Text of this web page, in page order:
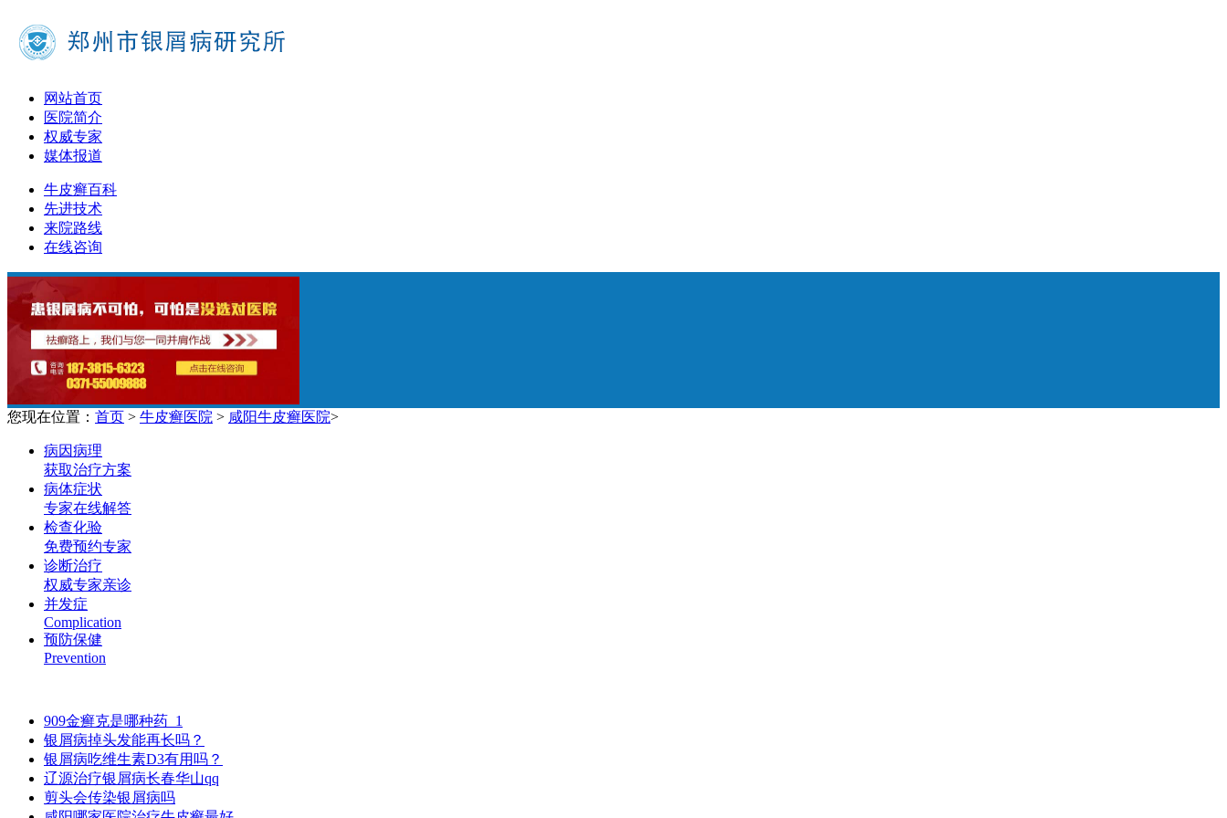
网站首页
医院简介
权威专家
媒体报道
牛皮癣百科
先进技术
来院路线
在线咨询
您现在位置： 首页 > 牛皮癣医院 > 咸阳牛皮癣医院>
病因病理
获取治疗方案
病体症状
专家在线解答
检查化验
免费预约专家
诊断治疗
权威专家亲诊
并发症
Complication
预防保健
Prevention
909金癣克是哪种药_1
银屑病掉头发能再长吗？
银屑病吃维生素D3有用吗？
辽源治疗银屑病长春华山qq
剪头会传染银屑病吗